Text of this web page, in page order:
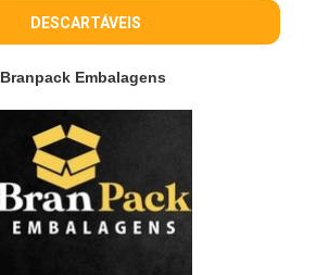
DESCARTÁVEIS
Branpack Embalagens